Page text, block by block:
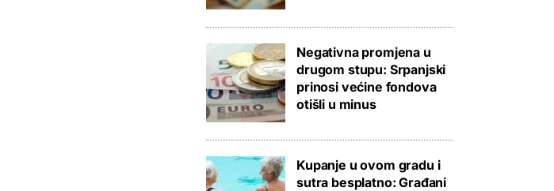
Negativna promjena u
drugom stupu: Srpanjski
prinosi većine fondova
otišli u minus
Kupanje u ovom gradu i
sutra besplatno: Građani